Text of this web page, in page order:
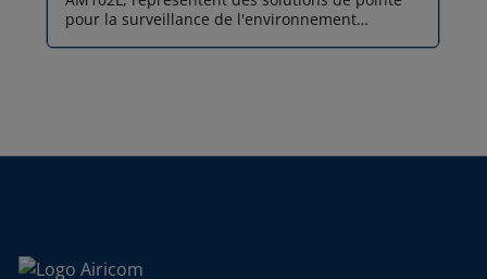
pour la surveillance de l'environnement
pour le modèle Milesight AM102 avec son écran
dispose d’un écran E-Ink de 2,13 pouces pour